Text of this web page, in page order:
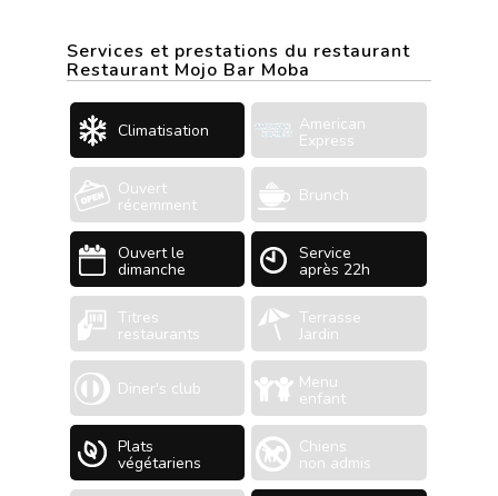
Services et prestations du restaurant
Restaurant Mojo Bar Moba
Climatisation American
Express
Ouvert
récemment Brunch
Ouvert le
dimanche
Service
après 22h
Titres
restaurants
Terrasse
Jardin
Diner's club Menu
enfant
Plats
végétariens
Chiens
non admis